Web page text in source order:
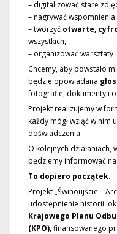
– digitalizować stare
– nagrywać
– tworzyć otwarte,
wszystkich,
– organizować
Chcemy, aby powstało
będzie opowiadana
fotografie, dokumenty i
Projekt realizujemy w
każdy mógł wziąć w nim
doświadczenia.
O kolejnych działaniach,
będziemy informować
To dopiero początek.
Projekt „Świnoujście –
udostępnienie historii
Krajowego Planu
(KPO), finansowanego